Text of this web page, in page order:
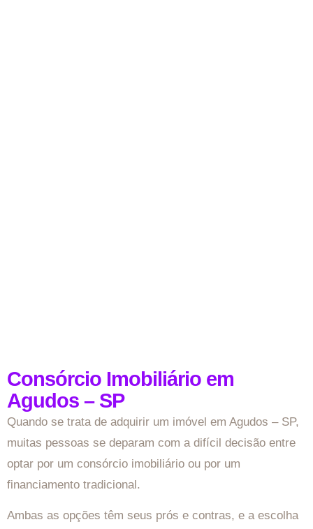
Consórcio Imobiliário em
Agudos – SP
Quando se trata de adquirir um imóvel em Agudos – SP,
muitas pessoas se deparam com a difícil decisão entre
optar por um consórcio imobiliário ou por um
financiamento tradicional.
Ambas as opções têm seus prós e contras, e a escolha